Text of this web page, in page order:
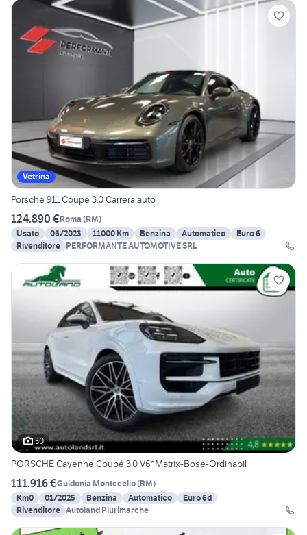
Vetrina
Porsche 911 Coupe 3.0 Carrera auto
124.890 €Roma (RM)
Usato
06/2023 11000 Km Benzina Automatico
Euro 6
Rivenditore PERFORMANTE AUTOMOTIVE SRL
30
PORSCHE Cayenne Coupé 3.0 V6*Matrix-Bose-Ordinabil
111.916 €Guidonia Montecelio(RM)
Km0
01/2025 Benzina Automatico
Euro 6d
Rivenditore Autoland Plurimarche